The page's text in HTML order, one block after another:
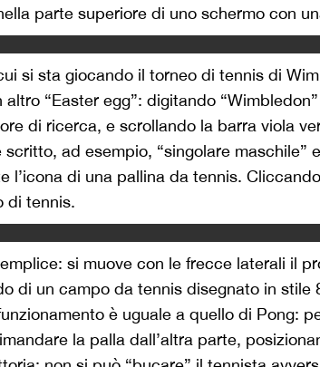
parte superiore di uno schermo con
si sta giocando il torneo di tennis di
“Easter egg”: digitando
di ricerca, e scrollando la barra viola
ad esempio, “singolare maschile”
l’icona di una pallina da tennis.
di tennis.
si muove con le frecce laterali il
di un campo da tennis disegnato in stile
è uguale a quello di Pong:
la palla dall’altra parte,